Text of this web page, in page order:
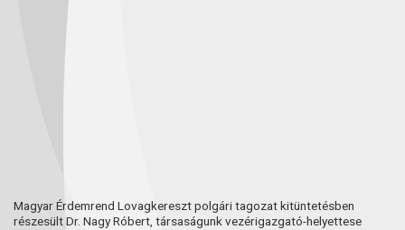
Magyar Érdemrend Lovagkereszt polgári tagozat kitüntetésben
részesült Dr. Nagy Róbert, társaságunk vezérigazgató-helyettese